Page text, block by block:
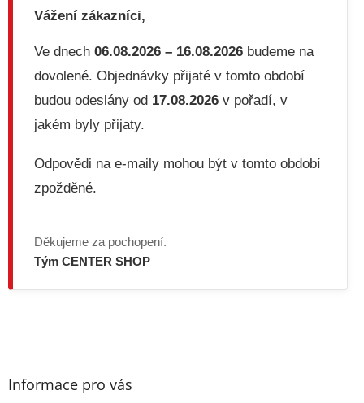
v
k
y
v
s
u
Vážení zákazníci,
Ve dnech 06.08.2026 – 16.08.2026 budeme na
dovolené. Objednávky přijaté v tomto období
budou odeslány od 17.08.2026 v pořadí, v
jakém byly přijaty.
Odpovědi na e-maily mohou být v tomto období
zpožděné.
Děkujeme za pochopení.
Tým CENTER SHOP
Z
Informace pro vás